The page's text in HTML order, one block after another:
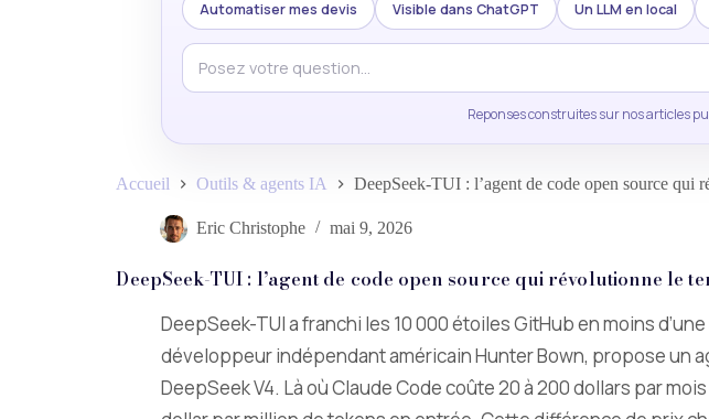
Automatiser mes devis Visible dans ChatGPT Un LLM en local
Reponses construites sur nos articles
Accueil Outils & agents IA DeepSeek-TUI : l’agent de code open source qui
Eric Christophe mai 9, 2026
DeepSeek-TUI : l’agent de code open source qui révolutionne le
DeepSeek-TUI a franchi les 10 000 étoiles GitHub en moins
développeur indépendant américain Hunter Bown, propose un
DeepSeek V4. Là où Claude Code coûte 20 à 200 dollars par